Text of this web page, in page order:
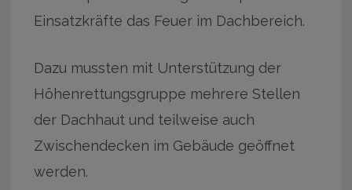
Einsatzkräfte das Feuer im Dachbereich.
Dazu mussten mit Unterstützung der
Höhenrettungsgruppe mehrere Stellen
der Dachhaut und teilweise auch
Zwischendecken im Gebäude geöffnet
werden.